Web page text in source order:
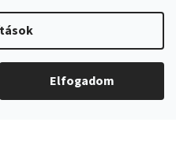
Elfogadom